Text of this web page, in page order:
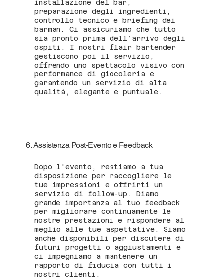
installazione del bar,
preparazione degli ingredienti,
controllo tecnico e briefing dei
barman. Ci assicuriamo che tutto
sia pronto prima dell’arrivo degli
ospiti. I nostri flair bartender
gestiscono poi il servizio,
offrendo uno spettacolo visivo con
performance di giocoleria e
garantendo un servizio di alta
qualità, elegante e puntuale.
6. Assistenza Post-Evento e Feedback
Dopo l'evento, restiamo a tua
disposizione per raccogliere le
tue impressioni e offrirti un
servizio di follow-up. Diamo
grande importanza al tuo feedback
per migliorare continuamente le
nostre prestazioni e rispondere al
meglio alle tue aspettative. Siamo
anche disponibili per discutere di
futuri progetti o aggiustamenti e
ci impegniamo a mantenere un
rapporto di fiducia con tutti i
nostri clienti.